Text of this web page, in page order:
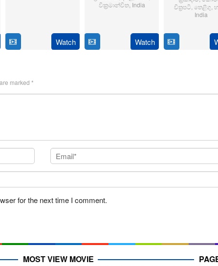
Watch
වික්‍රමාන්විත, India
Feb
2025
Thirumeni
Watch
චිත්‍රපටි තෙළිගු
India
2025
Anil
marked *
for the next time I comment.
MOST VIEW MOVIE